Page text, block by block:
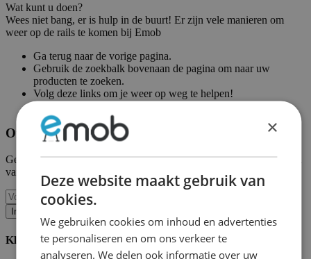
Wat kunt u doen?
Wees niet bang, er is hulp in de buurt! Er zijn vele manieren om
weer op de rails te komen bij Emob
Ga terug naar de vorige pagina.
Gebruik de zoekbalk bovenaan de pagina om naar uw
producten te zoeken.
Volg deze links om je weer op weg te helpen!
Ontvang onze nieuwe collecties en promoties.
Geef ons uw e-mail en u wordt maandelijks op de hoogte gehouden
van de laatste gebeurtenissen.
Inschrijven
Klantenservice
×
Deze website maakt gebruik van
cookies.
We gebruiken cookies om inhoud en advertenties
te personaliseren en om ons verkeer te
analyseren. We delen ook informatie over uw